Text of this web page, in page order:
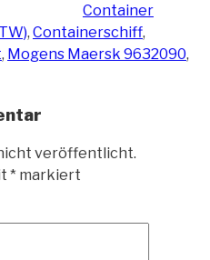
Container
, Containerschiff,
, Mogens Maersk 9632090,
veröffentlicht.
* markiert